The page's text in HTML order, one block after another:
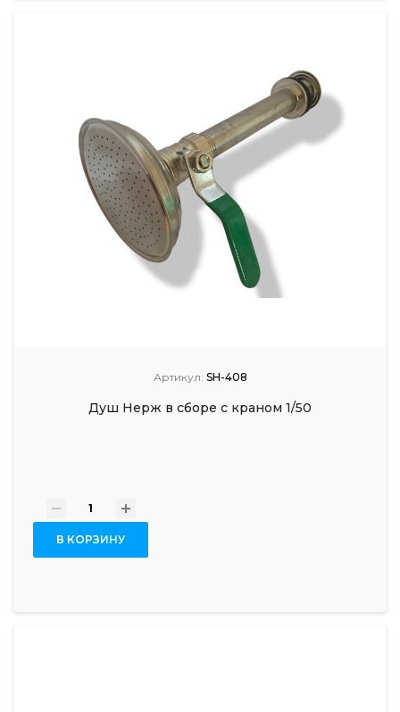
Артикул: SH-408
Душ Нерж в сборе с краном 1/50
- +
В КОРЗИНУ